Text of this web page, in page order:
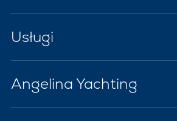
Usługi
Angelina Yachting